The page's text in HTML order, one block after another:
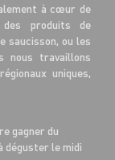
à cœur de
produits de
saucisson, ou les
nous travaillons
uniques,
gagner du
déguster le midi